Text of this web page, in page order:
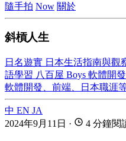
隨手拍 Now 關於
斜槓人生
日名遊實 日本生活指南與觀
語學習 八百屋 Boys 軟體開
軟體開發、前端、日本職涯
中 EN JA
2024年9月11日 · 4 分鐘閱